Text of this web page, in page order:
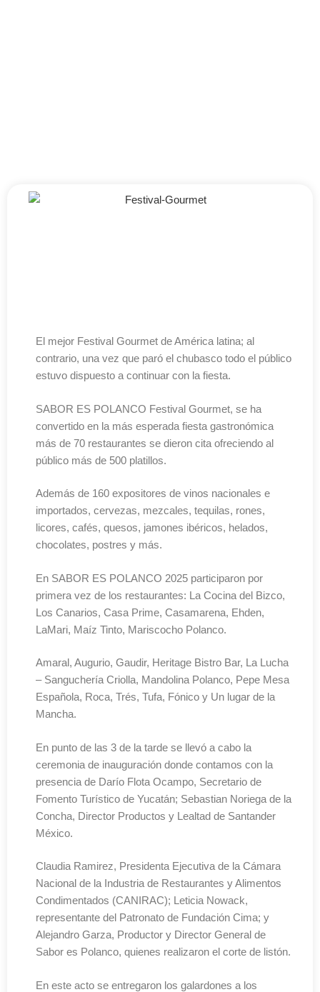
El mejor Festival Gourmet de América latina; al
contrario, una vez que paró el chubasco todo el público
estuvo dispuesto a continuar con la fiesta.
SABOR ES POLANCO Festival Gourmet, se ha
convertido en la más esperada fiesta gastronómica
más de 70 restaurantes se dieron cita ofreciendo al
público más de 500 platillos.
Además de 160 expositores de vinos nacionales e
importados, cervezas, mezcales, tequilas, rones,
licores, cafés, quesos, jamones ibéricos, helados,
chocolates, postres y más.
En SABOR ES POLANCO 2025 participaron por
primera vez de los restaurantes: La Cocina del Bizco,
Los Canarios, Casa Prime, Casamarena, Ehden,
LaMari, Maíz Tinto, Mariscocho Polanco.
Amaral, Augurio, Gaudir, Heritage Bistro Bar, La Lucha
– Sanguchería Criolla, Mandolina Polanco, Pepe Mesa
Española, Roca, Trés, Tufa, Fónico y Un lugar de la
Mancha.
En punto de las 3 de la tarde se llevó a cabo la
ceremonia de inauguración donde contamos con la
presencia de Darío Flota Ocampo, Secretario de
Fomento Turístico de Yucatán; Sebastian Noriega de la
Concha, Director Productos y Lealtad de Santander
México.
Claudia Ramirez, Presidenta Ejecutiva de la Cámara
Nacional de la Industria de Restaurantes y Alimentos
Condimentados (CANIRAC); Leticia Nowack,
representante del Patronato de Fundación Cima; y
Alejandro Garza, Productor y Director General de
Sabor es Polanco, quienes realizaron el corte de listón.
En este acto se entregaron los galardones a los